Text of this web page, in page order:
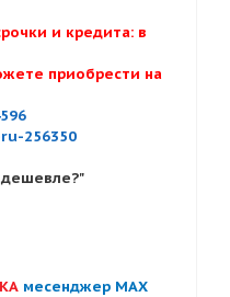
и кредита: в
приобрести на
256350
месенджер MAX